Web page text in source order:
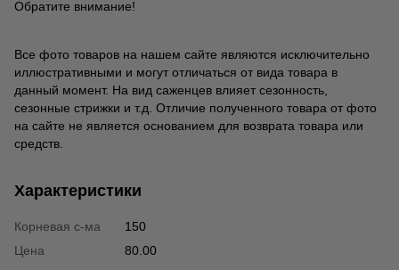
Обратите внимание!
Все фото товаров на нашем сайте являются исключительно
иллюстративными и могут отличаться от вида товара в
данный момент. На вид саженцев влияет сезонность,
сезонные стрижки и т.д. Отличие полученного товара от фото
на сайте не является основанием для возврата товара или
средств.
Характеристики
Корневая с-ма
150
Цена
80.00